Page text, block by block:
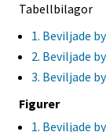
Tabellbilagor
1. Beviljade
2. Beviljade
3. Beviljade
Figurer
1. Beviljade